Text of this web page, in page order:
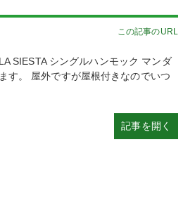
この記事のURL
SIESTA シングルハンモック マンダ
す。 屋外ですが屋根付きなのでいつ
記事を開く